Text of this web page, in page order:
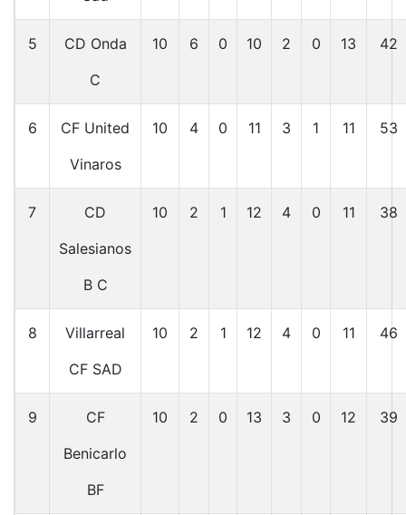
5
CD Onda
C
10 6 0 10 2 0 13 42
6
CF United
Vinaros
10 4 0 11 3 1 11 53
7
CD
Salesianos
B C
10 2 1 12 4 0 11 38
8
Villarreal
CF SAD
10 2 1 12 4 0 11 46
9
CF
Benicarlo
BF
10 2 0 13 3 0 12 39